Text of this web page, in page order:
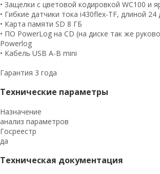
• Защелки с цветовой кодировкой WC100 и
• Гибкие датчики тока i430flex-TF, длиной
• Карта памяти SD 8 ГБ
• ПО PowerLog на CD (на диске так же
Powerlog
• Кабель USB A-B mini
Гарантия 3 года
Технические параметры
Назначение
анализ параметров
Госреестр
да
Техническая документация